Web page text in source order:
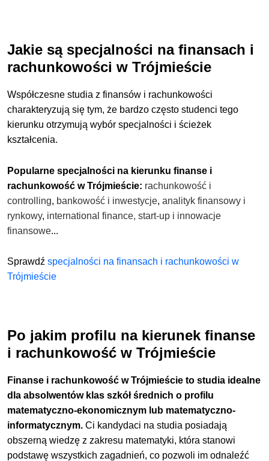
Jakie są specjalności na finansach i
rachunkowości w Trójmieście
Współczesne studia z finansów i rachunkowości
charakteryzują się tym, że bardzo często studenci tego
kierunku otrzymują wybór specjalności i ścieżek
kształcenia.
Popularne specjalności na kierunku finanse i
rachunkowość w Trójmieście: rachunkowość i
controlling, bankowość i inwestycje,analityk finansowy i
rynkowy, international finance,start-up i innowacje
finansowe...
Sprawdźspecjalności na finansach i rachunkowości w
Trójmieście
Po jakim profilu na kierunek finanse
i rachunkowość w Trójmieście
Finanse i rachunkowość w Trójmieście to studia idealne
dla absolwentów klas szkół średnich o profilu
matematyczno-ekonomicznym lub matematyczno-
informatycznym.Ci kandydaci na studia posiadają
obszerną wiedzę z zakresu matematyki, która stanowi
podstawę wszystkich zagadnień, co pozwoli im odnaleźć